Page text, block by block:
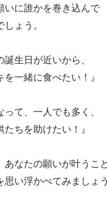
いに誰かを巻き込んで
ょう。
誕生日が近いから、
一緒に食べたい！』
って、一人でも多く、
ちを助けたい！』
なたの願いが叶うこと
い浮かべてみましょう